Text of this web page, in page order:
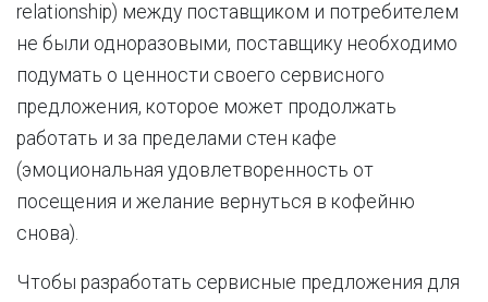
relationship) между поставщиком и потребителем
не были одноразовыми, поставщику необходимо
подумать о ценности своего сервисного
предложения, которое может продолжать
работать и за пределами стен кафе
(эмоциональная удовлетворенность от
посещения и желание вернуться в кофейню
снова).
Чтобы разработать сервисные предложения для